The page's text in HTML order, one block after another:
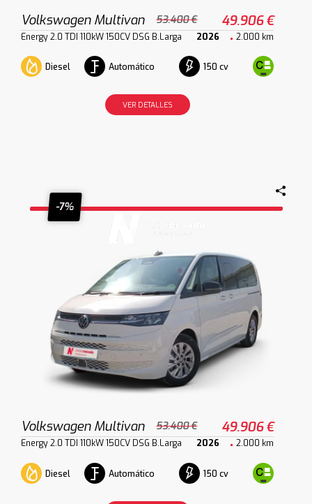
Volkswagen Multivan 53.400 € 49.906 €
Energy 2.0 TDI 110kW 150CV DSG B.Larga 2026 2.000 km
Diesel Automático 150 cv
VER DETALLES
-7%
Volkswagen Multivan 53.400 € 49.906 €
Energy 2.0 TDI 110kW 150CV DSG B.Larga 2026 2.000 km
Diesel Automático 150 cv